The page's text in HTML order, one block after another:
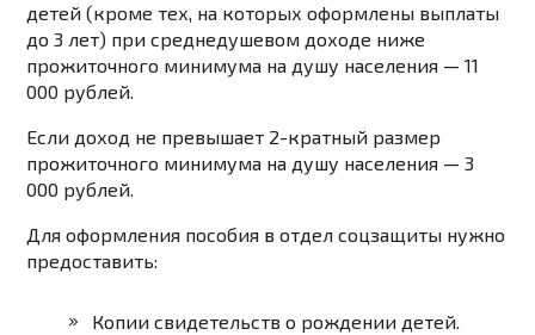
детей (кроме тех, на которых оформлены выплаты
до 3 лет) при среднедушевом доходе ниже
прожиточного минимума на душу населения — 11
000 рублей.
Если доход не превышает 2-кратный размер
прожиточного минимума на душу населения — 3
000 рублей.
Для оформления пособия в отдел соцзащиты нужно
предоставить:
Копии свидетельств о рождении детей.